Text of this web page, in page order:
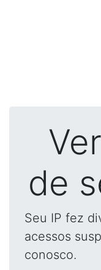
de
Seu IP fez
acessos
conosco.